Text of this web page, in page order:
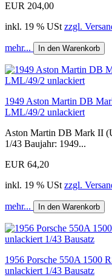
EUR 204,00
inkl. 19 % USt zzgl.
mehr... In den Warenkorb
1949 Aston Martin DB
LML/49/2 unlackiert
Aston Martin DB Mark II
1/43 Baujahr: 1949...
EUR 64,20
inkl. 19 % USt zzgl.
mehr... In den Warenkorb
1956 Porsche 550A 1500
unlackiert 1/43 Bausatz